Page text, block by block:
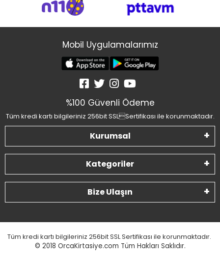
Mobil Uygulamalarımız
%100 Güvenli Ödeme
Tüm kredi kartı bilgileriniz 256bit SSLSertifikası ile korunmaktadır.
Kurumsal
Kategoriler
Bize Ulaşın
Tüm kredi kartı bilgileriniz 256bit SSL Sertifikası ile korunmaktadır.
© 2018 OrcaKirtasiye.com Tüm Hakları Saklıdır.